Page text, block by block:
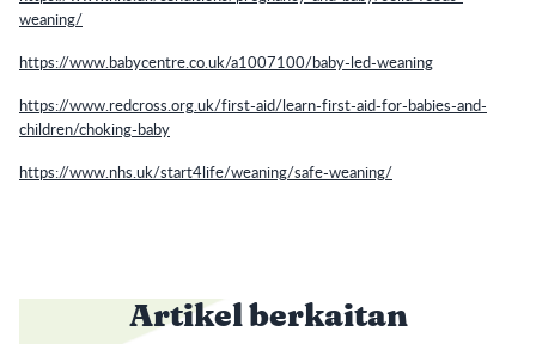
weaning/
https://www.babycentre.co.uk/a1007100/baby-led-weaning
https://www.redcross.org.uk/first-aid/learn-first-aid-for-babies-and-
children/choking-baby
https://www.nhs.uk/start4life/weaning/safe-weaning/
Artikel berkaitan